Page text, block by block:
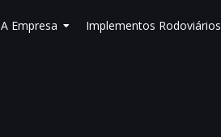
A Empresa Implementos Rodoviários